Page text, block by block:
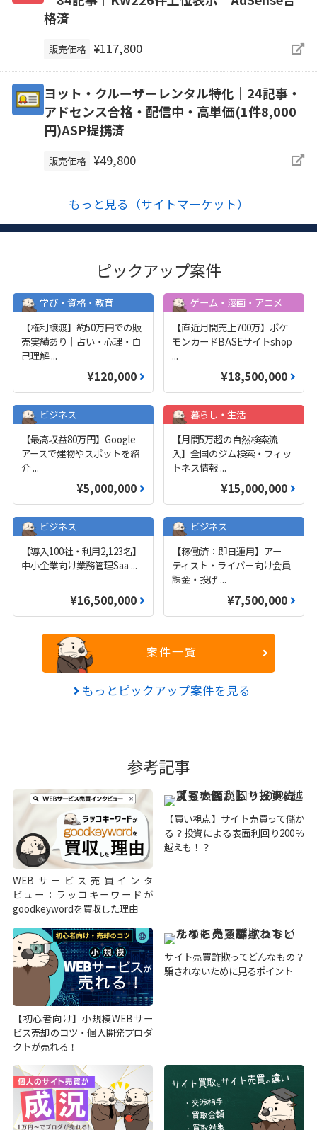
格済
販売価格 ¥117,800
ヨット・クルーザーレンタル特化｜24記事・
アドセンス合格・配信中・高単価(1件8,000
円)ASP提携済
販売価格 ¥49,800
もっと見る（サイトマーケット）
ピックアップ案件
学び・資格・教育
【権利譲渡】約50万円での販
売実績あり｜占い・心理・自
己理解...
¥120,000
ゲーム・漫画・アニメ
【直近月間売上700万】ポケ
モンカードBASEサイトshop
...
¥18,500,000
ビジネス
【最高収益80万円】Google
アースで建物やスポットを紹
介 ...
¥5,000,000
暮らし・生活
【月間5万超の自然検索流
入】全国のジム検索・フィッ
トネス情報 ...
¥15,000,000
ビジネス
【導入100社・利用2,123名】
中小企業向け業務管理Saa ...
¥16,500,000
ビジネス
【稼働済：即日運用】アー
ティスト・ライバー向け会員
課金・投げ ...
¥7,500,000
案件一覧
もっとピックアップ案件を見る
参考記事
WEBサービス売買インタ
ビュー：ラッコキーワードが
goodkeywordを買収した理由
【買い視点】サイト売買って儲か
る？投資による表面利回り200％
越えも！？
【初心者向け】小規模WEBサー
ビス売却のコツ・個人開発プロダ
クトが売れる！
サイト売買詐欺ってどんなもの？
騙されないために見るポイント